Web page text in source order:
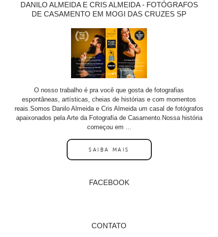
DANILO ALMEIDA E CRIS ALMEIDA - FOTÓGRAFOS
DE CASAMENTO EM MOGI DAS CRUZES SP
O nosso trabalho é pra você que gosta de fotografias
espontâneas, artísticas, cheias de histórias e com momentos
reais.Somos Danilo Almeida e Cris Almeida um casal de fotógrafos
apaixonados pela Arte da Fotografia de Casamento.Nossa história
começou em ...
SAIBA MAIS
FACEBOOK
CONTATO